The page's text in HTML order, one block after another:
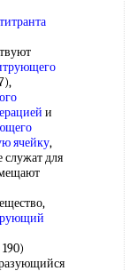
и
ячейку,
служат для